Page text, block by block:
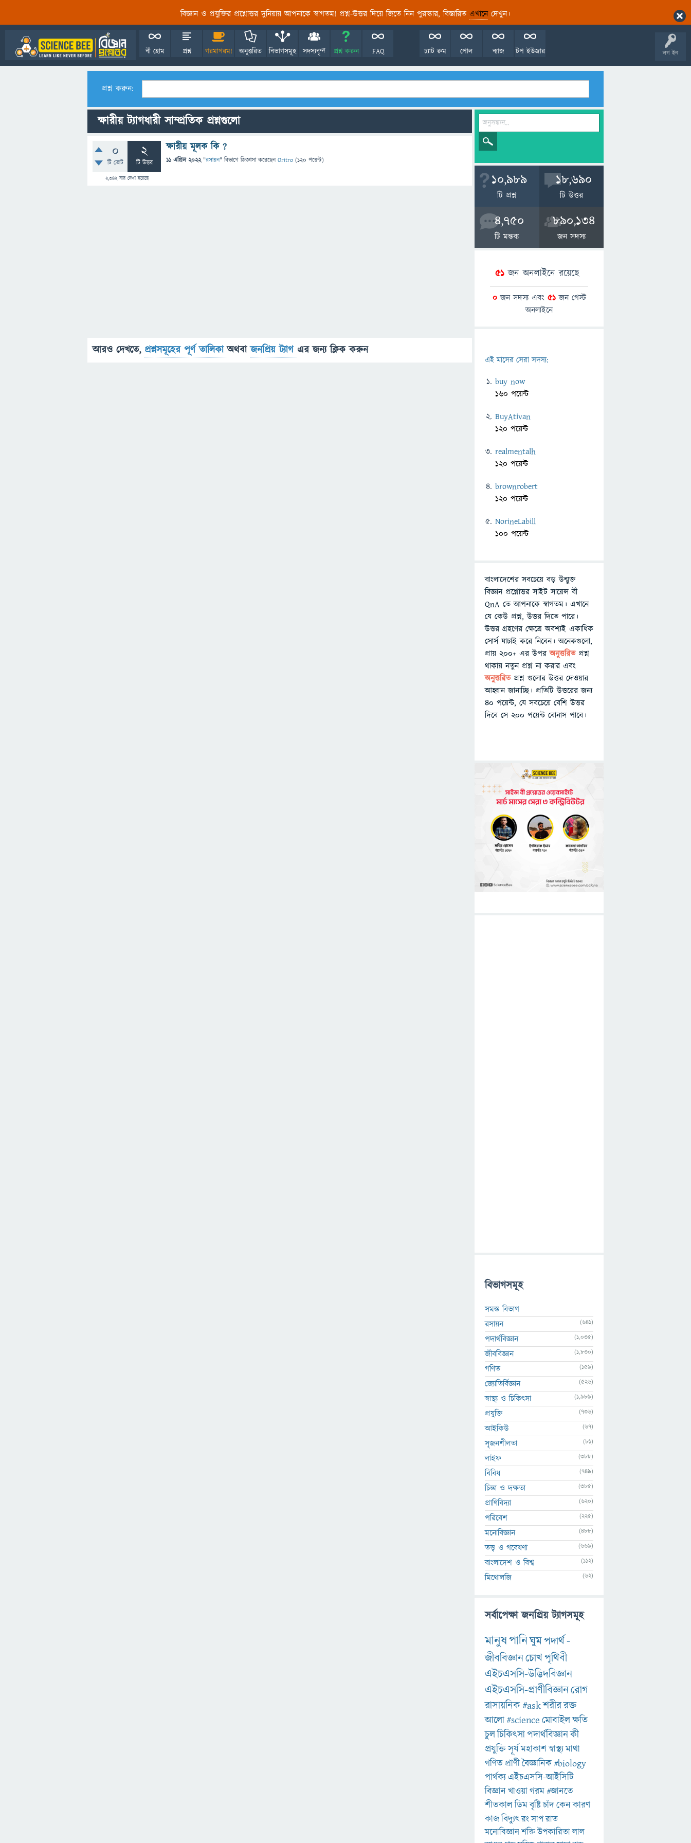
বিজ্ঞান ও প্রযুক্তির প্রশ্নোত্তর দুনিয়ায় আপনাকে স্বাগতম! প্রশ্ন-উত্তর দিয়ে জিতে নিন পুরস্কার, বিস্তারিত এখানেদেখুন।
লগ ইন
বী হোম প্রশ্ন গরমাগরম! অনুত্তরিত বিভাগসমূহ সদস্যবৃন্দ প্রশ্ন করুন FAQ টপ ইউজার
ব্যাজ
পোল
চ্যাট রুম
প্রশ্ন করুন:
ক্ষারীয় ট্যাগধারী সাম্প্রতিক প্রশ্নগুলো
0
টি ভোট
2
টি উত্তর
2,342বার দেখা হয়েছে
ক্ষারীয় মূলক কি ?
11 এপ্রিল 2022 "রসায়ন" বিভাগে জিজ্ঞাসাকরেছেনOritro (120 পয়েন্ট)
আরও দেখতে, প্রশ্নসমূহের পূর্ণ তালিকাঅথবাজনপ্রিয় ট্যাগ এর জন্য ক্লিক করুন
10,989
টি প্রশ্ন
18,690
টি উত্তর
4,750
টি মন্তব্য
890,134
জন সদস্য
51জন অনলাইনে রয়েছে
0জন সদস্য এবং 51জন গেস্ট
অনলাইনে
এই মাসের সেরা সদস্য:
buy now
160 পয়েন্ট
BuyAtivan
120 পয়েন্ট
realmentalh
120 পয়েন্ট
brownrobert
120 পয়েন্ট
NorineLabill
100 পয়েন্ট
বাংলাদেশের সবচেয়ে বড় উন্মুক্ত
বিজ্ঞান প্রশ্নোত্তর সাইট সায়েন্স বী
QnA তে আপনাকে স্বাগতম। এখানে
যে কেউ প্রশ্ন, উত্তর দিতে পারে।
উত্তর গ্রহণের ক্ষেত্রে অবশ্যই একাধিক
সোর্স যাচাই করে নিবেন। অনেকগুলো,
প্রায় ২০০+ এর উপরঅনুত্তরিতপ্রশ্ন
থাকায় নতুন প্রশ্ন না করার এবং
অনুত্তরিত প্রশ্ন গুলোর উত্তর দেওয়ার
আহ্বান জানাচ্ছি। প্রতিটি উত্তরের জন্য
৪০ পয়েন্ট, যে সবচেয়ে বেশি উত্তর
দিবে সে ২০০ পয়েন্ট বোনাস পাবে।
বিভাগসমূহ
সমস্ত বিভাগ
রসায়ন
(641)
পদার্থবিজ্ঞান (1,035)
জীববিজ্ঞান (1,830)
গণিত (159)
জ্যোতির্বিজ্ঞান (526)
স্বাস্থ্য ও চিকিৎসা (1,989)
প্রযুক্তি (736)
আইকিউ (67)
সৃজনশীলতা (81)
লাইফ (388)
বিবিধ (749)
চিন্তা ও দক্ষতা (385)
প্রাণিবিদ্যা (620)
পরিবেশ (225)
মনোবিজ্ঞান (488)
তত্ত্ব ও গবেষণা (669)
বাংলাদেশ ও বিশ্ব (112)
মিথোলজি (62)
সর্বাপেক্ষা জনপ্রিয় ট্যাগসমূহ
মানুষপানিঘুমপদার্থ-
জীববিজ্ঞানচোখপৃথিবী
এইচএসসি-উদ্ভিদবিজ্ঞান
এইচএসসি-প্রাণীবিজ্ঞানরোগ
রাসায়নিক#askশরীররক্ত
আলো#scienceমোবাইলক্ষতি
চুলচিকিৎসাপদার্থবিজ্ঞানকী
প্রযুক্তিসূর্যমহাকাশস্বাস্থ্যমাথা
গণিত প্রাণীবৈজ্ঞানিক#biology
পার্থক্য এইচএসসি-আইসিটি
বিজ্ঞানখাওয়াগরম#জানতে
শীতকালডিমবৃষ্টিচাঁদকেনকারণ
কাজবিদ্যুৎরংসাপরাত
মনোবিজ্ঞানশক্তিউপকারিতালাল